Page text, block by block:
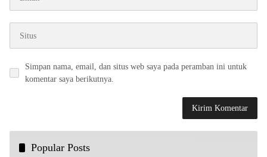
Simpan nama, email, dan situs web saya pada peramban ini untuk
komentar saya berikutnya.
Popular Posts
1
Nilai Ulama